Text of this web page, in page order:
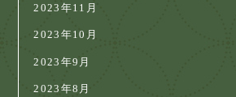
2023年11月
2023年10月
2023年9月
2023年8月